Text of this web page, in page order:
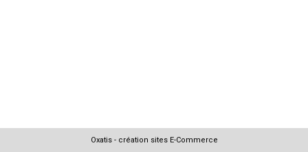
Oxatis - création sites E-Commerce